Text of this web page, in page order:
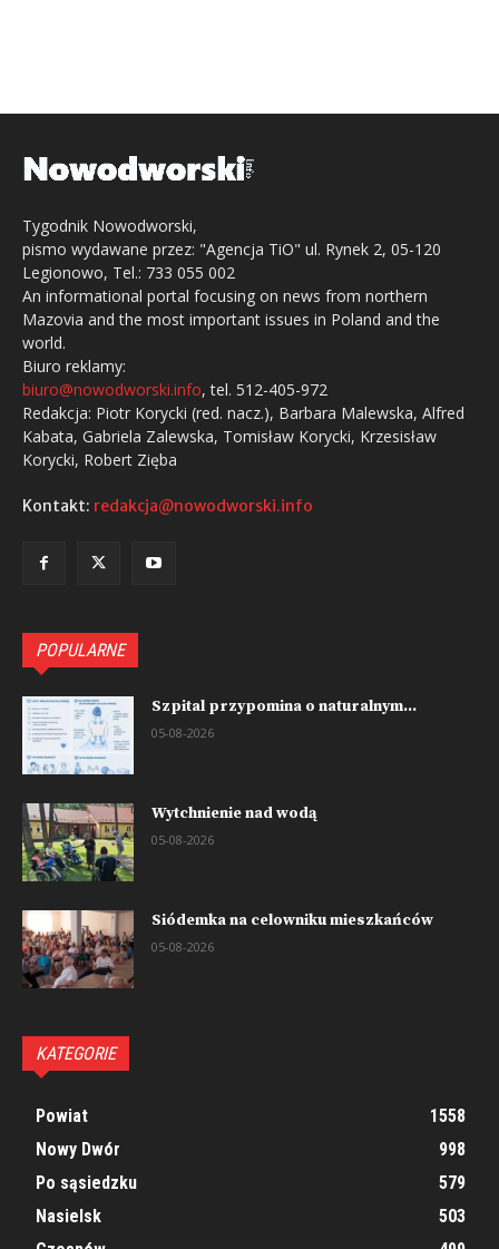
Tygodnik Nowodworski,
pismo wydawane przez: "Agencja TiO" ul. Rynek 2, 05-120
Legionowo, Tel.: 733 055 002
An informational portal focusing on news from northern
Mazovia and the most important issues in Poland and the
world.
Biuro reklamy:
biuro@nowodworski.info, tel. 512-405-972
Redakcja: Piotr Korycki (red. nacz.), Barbara Malewska, Alfred
Kabata, Gabriela Zalewska, Tomisław Korycki, Krzesisław
Korycki, Robert Zięba
Kontakt: redakcja@nowodworski.info
POPULARNE
Szpital przypomina o naturalnym...
05-08-2026
Wytchnienie nad wodą
05-08-2026
Siódemka na celowniku mieszkańców
05-08-2026
KATEGORIE
Powiat
1558
Nowy Dwór
998
Po sąsiedzku
579
Nasielsk
503